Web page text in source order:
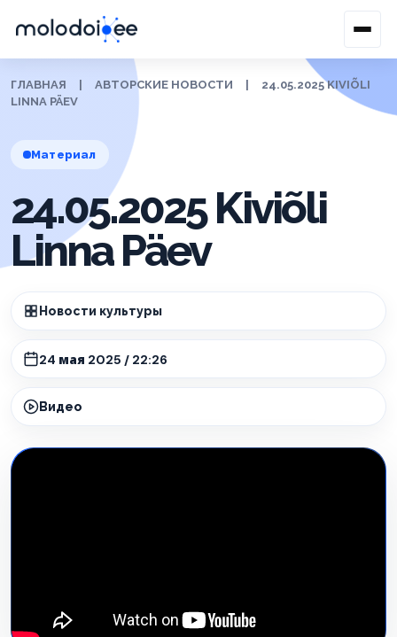
ГЛАВНАЯ АВТОРСКИЕ НОВОСТИ
24.05.2025 KIVIÕLI
LINNA PÄEV
Материал
24.05.2025 Kiviõli
Linna Päev
Новости культуры
24 мая 2025 / 22:26
Видео